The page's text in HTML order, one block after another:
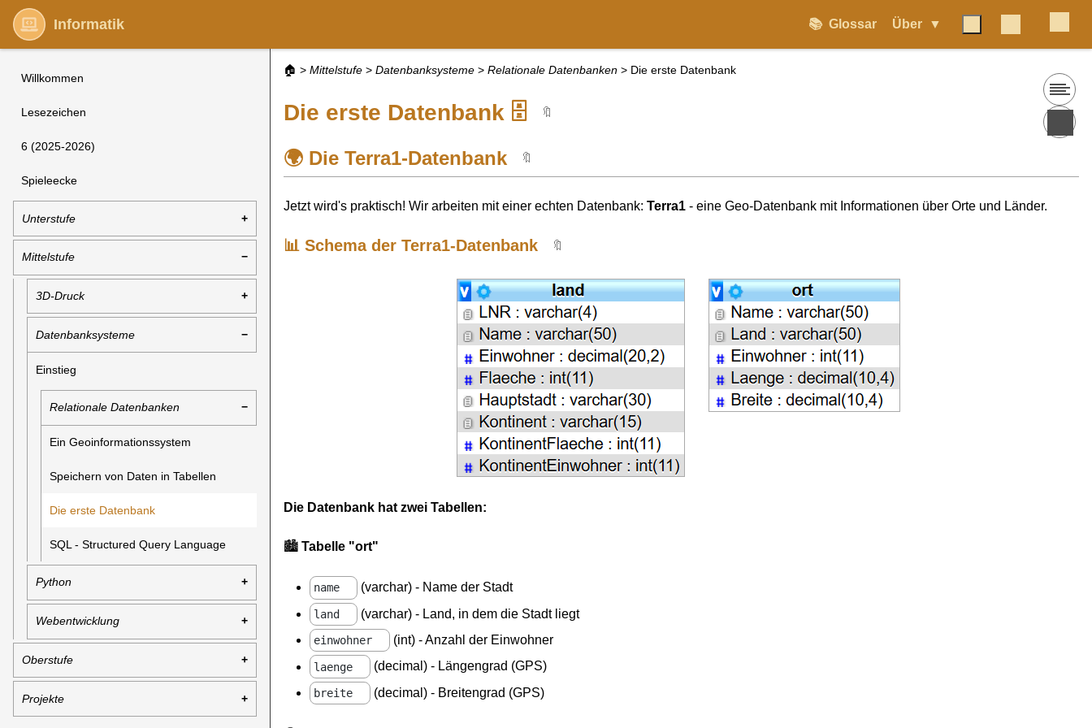
Informatik 📚 Glossar Über
Willkommen
Lesezeichen
6 (2025-2026)
Spieleecke
Unterstufe
Mittelstufe
3D-Druck
Datenbanksysteme
Einstieg
Relationale Datenbanken
Ein Geoinformationssystem
Speichern von Daten in Tabellen
Die erste Datenbank
SQL - Structured Query Language
Python
Webentwicklung
Oberstufe
Projekte
🏠 > Mittelstufe > Datenbanksysteme > Relationale Datenbanken > Die erste Datenbank
Die erste Datenbank 🗄️ 🔖
🌍 Die Terra1-Datenbank 🔖
Jetzt wird's praktisch! Wir arbeiten mit einer echten Datenbank:Terra1 - eine Geo-Datenbank mit Informationen über Orte und Länder.
📊 Schema der Terra1-Datenbank 🔖
Die Datenbank hat zwei Tabellen:
🏙️Tabelle "ort"
name (varchar) - Name der Stadt
land (varchar) - Land, in dem die Stadt liegt
einwohner (int) - Anzahl der Einwohner
laenge (decimal) - Längengrad (GPS)
breite (decimal) - Breitengrad (GPS)